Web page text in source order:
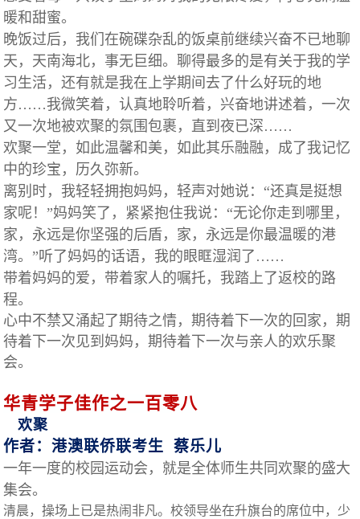
暖和甜蜜。
晚饭过后，我们在碗碟杂乱的饭桌前继续兴奋不已地聊
天，天南海北，事无巨细。聊得最多的是有关于我的学
习生活，还有就是我在上学期间去了什么好玩的地
方……我微笑着，认真地聆听着，兴奋地讲述着，一次
又一次地被欢聚的氛围包裹，直到夜已深……
欢聚一堂，如此温馨和美，如此其乐融融，成了我记忆
中的珍宝，历久弥新。
离别时，我轻轻拥抱妈妈，轻声对她说：“还真是挺想
家呢！”妈妈笑了，紧紧抱住我说：“无论你走到哪里，
家，永远是你坚强的后盾，家，永远是你最温暖的港
湾。”听了妈妈的话语，我的眼眶湿润了……
带着妈妈的爱，带着家人的嘱托，我踏上了返校的路
程。
心中不禁又涌起了期待之情，期待着下一次的回家，期
待着下一次见到妈妈，期待着下一次与亲人的欢乐聚
会。
华青学子佳作之一百零八
欢聚
作者：港澳联侨联考生 蔡乐儿
一年一度的校园运动会，就是全体师生共同欢聚的盛大
集会。
清晨，操场上已是热闹非凡。校领导坐在升旗台的席位中，少